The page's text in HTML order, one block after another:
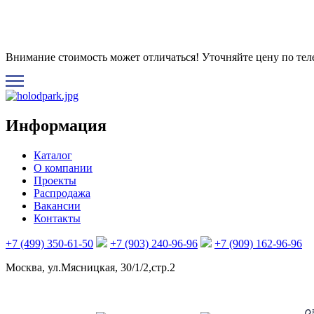
Внимание стоимость может отличаться! Уточняйте цену по
Информация
Каталог
О компании
Проекты
Распродажа
Вакансии
Контакты
+7 (499) 350-61-50 +7 (903) 240-96-96
+7 (909) 162-96-96
Москва, ул.Мясницкая, 30/1/2,стр.2